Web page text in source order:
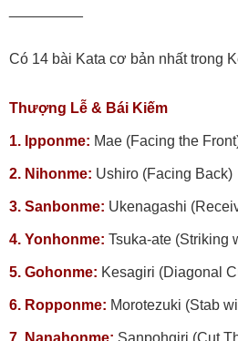
Có 14 bài Kata cơ bản nhất trong
Thượng Lễ & Bái Kiếm
1. Ipponme: Mae (Facing the
2. Nihonme: Ushiro (Facing Back)
3. Sanbonme: Ukenagashi
4. Yonhonme: Tsuka-ate (Striking
5. Gohonme: Kesagiri (Diagonal
6. Ropponme: Morotezuki (Stab
7. Nanahonme: Sanpohgiri (Cut